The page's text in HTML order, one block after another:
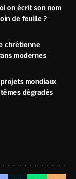
on écrit son nom
de feuille ?
chrétienne
modernes
mondiaux
dégradés